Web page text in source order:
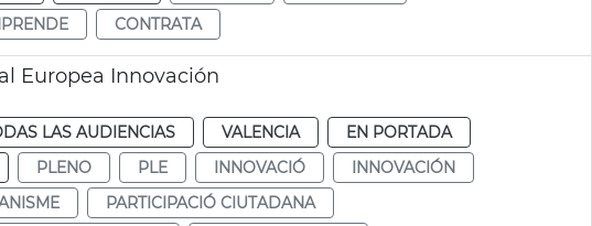
CONTRATA
Europea Innovación
LAS AUDIENCIAS VALENCIA
EN PORTADA
PLENO PLE INNOVACIÓ
INNOVACIÓN
PARTICIPACIÓ CIUTADANA